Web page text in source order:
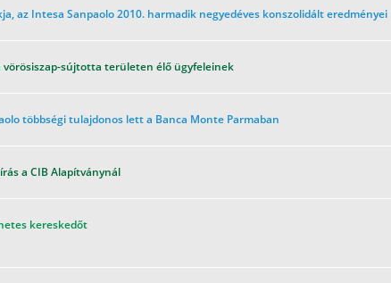
az Intesa Sanpaolo 2010. harmadik negyedéves konszolidált eredményei
vörösiszap-sújtotta területen élő ügyfeleinek
többségi tulajdonos lett a Banca Monte Parmaban
a CIB Alapítványnál
kereskedőt